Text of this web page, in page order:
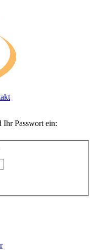
Ihr Passwort ein: